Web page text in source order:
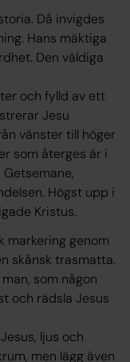
Då invigdes
Hans mäktiga
Den väldiga
och fylld av ett
Jesu
vänster till höger
som återges är i
Högst upp i
Kristus.
markering genom
skånsk trasmatta.
som någon
och rädsla Jesus
ljus och
men lägg även